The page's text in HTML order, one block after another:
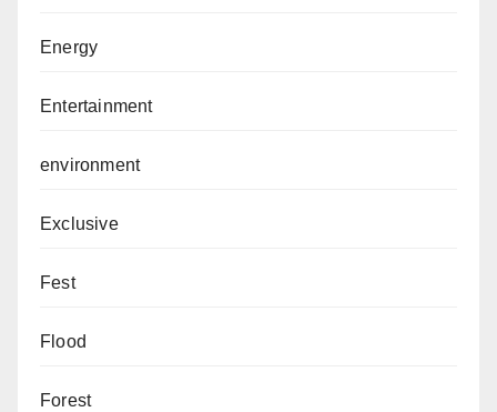
Energy
Entertainment
environment
Exclusive
Fest
Flood
Forest